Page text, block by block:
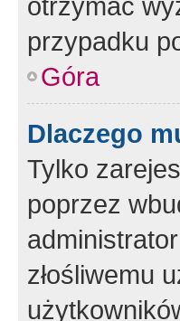
przypadku
Góra
Dlaczego
Tylko
poprzez
złośliwemu